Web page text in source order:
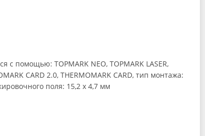
помощью: TOPMARK NEO, TOPMARK LASER,
CARD 2.0, THERMOMARK CARD, тип монтажа:
поля: 15,2 х 4,7 мм